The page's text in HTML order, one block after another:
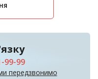
99-99
передзвонимо